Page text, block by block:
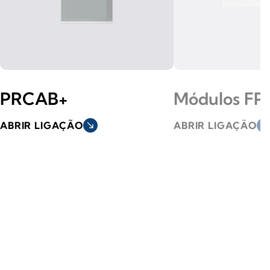
PRCAB+
ABRIR LIGAÇÃO south_east
Módulos
ABRIR LIGAÇÃO